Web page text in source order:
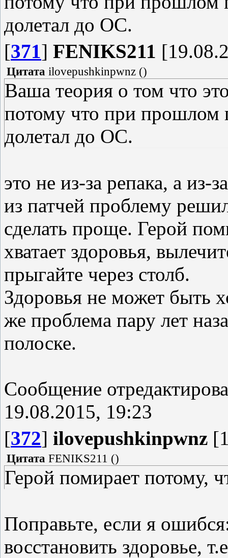
долетал до ОС.
[371] FENIKS211
Цитата ilovepushkinpwnz ()
Ваша теория о том что
потому что при прошлом
долетал до ОС.
это не из-за репака, а
из патчей проблему
сделать проще. Герой
хватает здоровья,
прыгайте через столб.
Здоровья не может быть
же проблема пару лет
полоске.
Сообщение
19.08.2015, 19:23
[372] ilovepushkinpwnz
Цитата FENIKS211 ()
Герой помирает потому,
Поправьте, если я
восстановить здоровье,